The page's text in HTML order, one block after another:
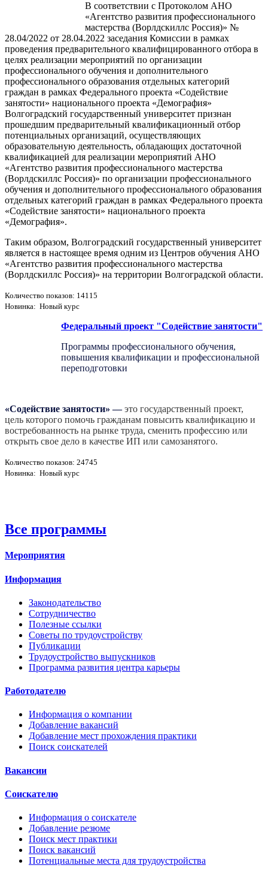
В соответствии с Протоколом АНО
«Агентство развития профессионального
мастерства (Ворлдскиллс Россия)» №
28.04/2022 от 28.04.2022 заседания Комиссии в рамках
проведения предварительного квалифицированного отбора в
целях реализации мероприятий по организации
профессионального обучения и дополнительного
профессионального образования отдельных категорий
граждан в рамках Федерального проекта «Содействие
занятости» национального проекта «Демография»
Волгоградский государственный университет признан
прошедшим предварительный квалификационный отбор
потенциальных организаций, осуществляющих
образовательную деятельность, обладающих достаточной
квалификацией для реализации мероприятий АНО
«Агентство развития профессионального мастерства
(Ворлдскиллс Россия)» по организации профессионального
обучения и дополнительного профессионального образования
отдельных категорий граждан в рамках Федерального проекта
«Содействие занятости» национального проекта
«Демография».
Таким образом, Волгоградский государственный университет
является в настоящее время одним из Центров обучения АНО
«Агентство развития профессионального мастерства
(Ворлдскиллс Россия)» на территории Волгоградской области.
Количество показов: 14115
Новинка: Новый курс
Федеральный проект "Содействие занятости"
Программы профессионального обучения,
повышения квалификации и профессиональной
переподготовки
«Содействие занятости» —это государственный проект,
цель которого помочь гражданам повысить квалификацию и
востребованность на рынке труда, сменить профессию или
открыть свое дело в качестве ИП или самозанятого.
Количество показов: 24745
Новинка: Новый курс
Все программы
Мероприятия
Информация
Законодательство
Сотрудничество
Полезные ссылки
Советы по трудоустройству
Публикации
Трудоустройство выпускников
Программа развития центра карьеры
Работодателю
Информация о компании
Добавление вакансий
Добавление мест прохождения практики
Поиск соискателей
Вакансии
Соискателю
Информация о соискателе
Добавление резюме
Поиск мест практики
Поиск вакансий
Потенциальные места для трудоустройства